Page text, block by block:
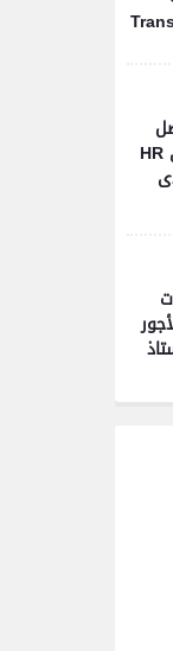
برنامج ادارة شئون العاملين HR